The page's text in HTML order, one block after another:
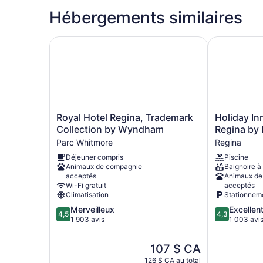
Hébergements similaires
Royal
Hotel
Regina,
Trademark
Collection
by
Wyndham
Parc
Whitmore
Royal Hotel Regina, Trademark
Collection by Wyndham
Parc Whitmore
Déjeuner compris
Animaux de compagnie
acceptés
Wi-Fi gratuit
Climatisation
4.5
sur
4,5 Merveilleux
1 903 avis
Le
prix
107 $ CA
126 $ CA au total
Royal Hotel Regina, Trademark Collection by
Holiday
Inn
Hotel
&
Suites
Regina
by
IHG
Regina
Holiday
Regina by
Regina
Piscine
Baignoire à
Animaux
acceptés
4.3
sur
4,3 Excellent
1 003 avis
Holiday Inn